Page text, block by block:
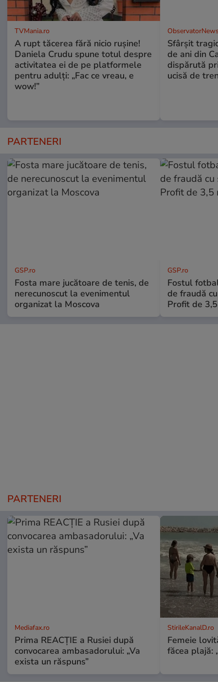
TVMania.ro
A rupt tăcerea fără nicio rușine!
Daniela Crudu spune totul despre
activitatea ei de pe platformele
pentru adulți: „Fac ce vreau, e
wow!”
Sfârşit
de ani din
dispărută
ucisă de
PARTENERI
GSP.ro
Fosta mare jucătoare de tenis, de
nerecunoscut la evenimentul
organizat la Moscova
GSP.ro
Fostul
de fraudă
Profit de
PARTENERI
Mediafax.ro
Prima REACȚIE a Rusiei după
convocarea ambasadorului: „Va
exista un răspuns”
StirileKanalD.ro
Femeie
făcea plajă: